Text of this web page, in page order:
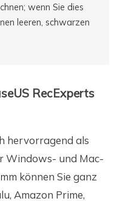
wenn Sie dies
leeren, schwarzen
RecExperts
hervorragend als
Windows- und Mac-
können Sie ganz
Amazon Prime,